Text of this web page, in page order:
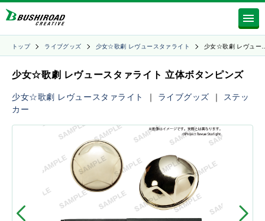
トップ ライブグッズ 少女☆歌劇 レヴュースタァライト 少女☆歌劇 レヴュー
少女☆歌劇 レヴュースタァライト 立体ボタンピンズ
少女☆歌劇 レヴュースタァライト ｜ ライブグッズ ｜
ステッ
カー